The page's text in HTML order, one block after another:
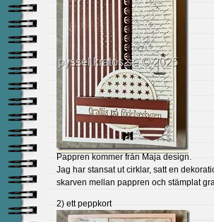
Pappren kommer från Maja design.
Jag har stansat ut cirklar, satt en
skarven mellan pappren och stämplat
2) ett peppkort